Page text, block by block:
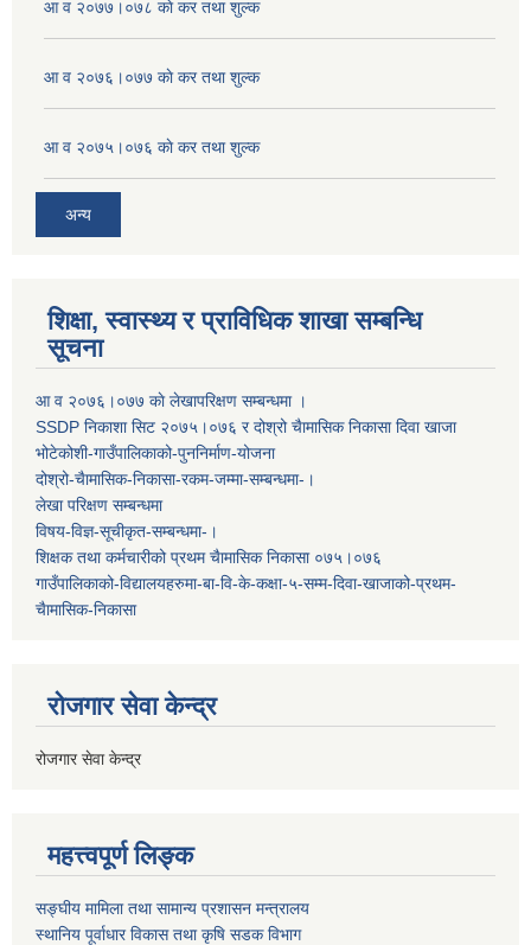
आ व २०७७।०७८ काे कर तथा शुल्क
आ व २०७६।०७७ काे कर तथा शुल्क
आ व २०७५।०७६ काे कर तथा शुल्क
अन्य
शिक्षा, स्वास्थ्य र प्राविधिक शाखा सम्बन्धि
सूचना
आ व २०७६।०७७ काे लेखापरिक्षण सम्बन्धमा ।
SSDP निकाशा सिट २०७५।०७६ र दोश्रो चैामासिक निकासा दिवा खाजा
भोटेकोशी-गाउँपालिकाको-पुननिर्माण-योजना
दोश्रो-चैामासिक-निकासा-रकम-जम्मा-सम्बन्धमा-।
लेखा परिक्षण सम्बन्धमा
विषय-विज्ञ-सूचीकृत-सम्बन्धमा-।
शिक्षक तथा कर्मचारीको प्रथम च‌ैामासिक निकासा ०७५।०७६
गाउँपालिकाको-विद्यालयहरुमा-बा-वि-के-कक्षा-५-सम्म-दिवा-खाजाको-प्रथम-
चैामासिक-निकासा
रोजगार सेवा केन्द्र
रोजगार सेवा केन्द्र
महत्त्वपूर्ण लिङ्क
सङ्घीय मामिला तथा सामान्य प्रशासन मन्त्रालय
स्थानिय पूर्वाधार विकास तथा कृषि सडक विभाग